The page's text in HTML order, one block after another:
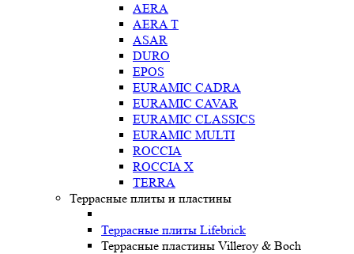
AERA
AERA T
ASAR
DURO
EPOS
EURAMIC CADRA
EURAMIC CAVAR
EURAMIC CLASSICS
EURAMIC MULTI
ROCCIA
ROCCIA X
TERRA
Террасные плиты и пластины
Террасные плиты Lifebrick
Террасные пластины Villeroy & Boch